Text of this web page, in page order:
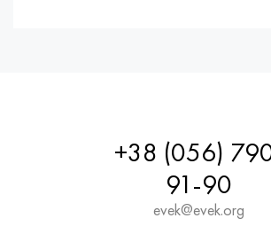
+38 (056)
91-90
evek@evek.org